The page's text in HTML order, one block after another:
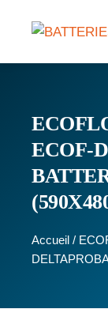
ECOF-
Accueil /